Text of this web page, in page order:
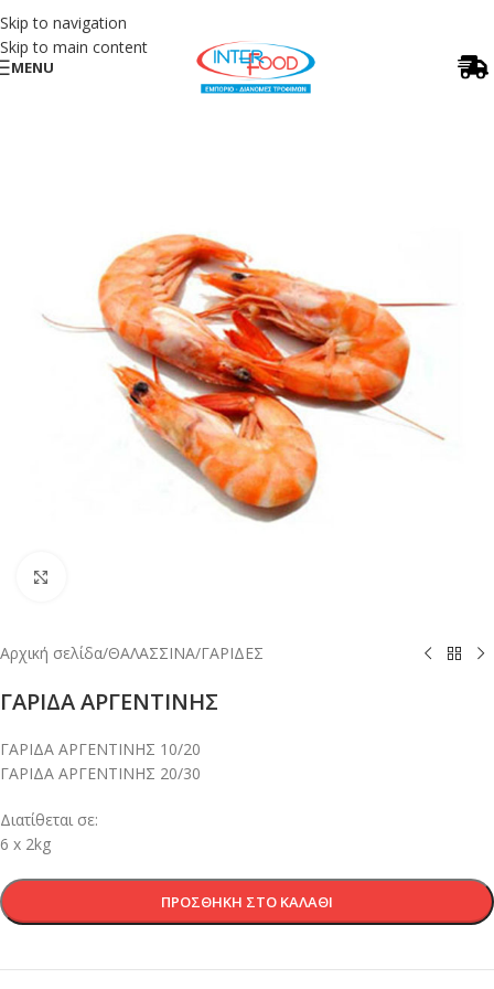
Skip to navigation
Skip to main content
MENU
Αρχική σελίδα/ΘΑΛΑΣΣΙΝΑ/ΓΑΡΙΔΕΣ
ΓΑΡΙΔΑ ΑΡΓΕΝΤΙΝΗΣ
ΓΑΡΙΔΑ ΑΡΓΕΝΤΙΝΗΣ 10/20
ΓΑΡΙΔΑ ΑΡΓΕΝΤΙΝΗΣ 20/30
Διατίθεται σε:
6 x 2kg
ΠΡΟΣΘΉΚΗ ΣΤΟ ΚΑΛΆΘΙ